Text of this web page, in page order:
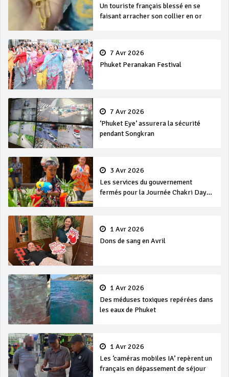
Un touriste français blessé en se
faisant arracher son collier en or
7 Avr 2026
Phuket Peranakan Festival
7 Avr 2026
‘Phuket Eye’ assurera la sécurité
pendant Songkran
3 Avr 2026
Les services du gouvernement
fermés pour la Journée Chakri Day
1 Avr 2026
Dons de sang en Avril
1 Avr 2026
Des méduses toxiques repérées dans
les eaux de Phuket
1 Avr 2026
Les ‘caméras mobiles IA’ repèrent un
français en dépassement de séjour